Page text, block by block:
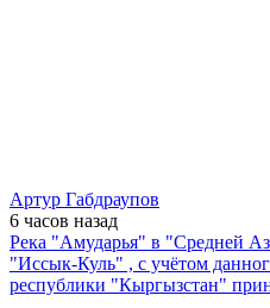
Артур Габдраупов
6 часов назад
Река "Амударья" в "Средней
"Иссык-Куль" , с учётом
республики "Кыргызстан"